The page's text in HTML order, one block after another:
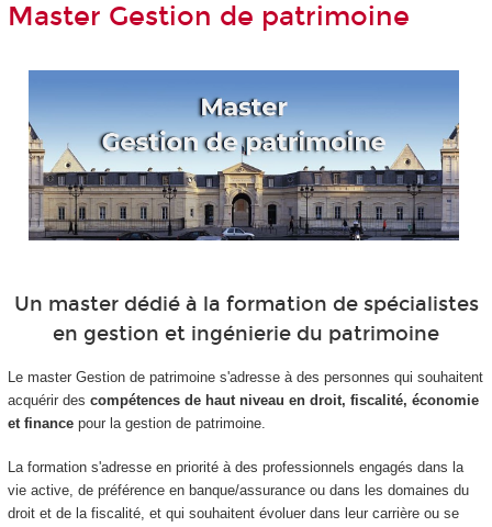
Master Gestion de patrimoine
-
Un master dédié à la formation de spécialistes
en gestion et ingénierie du patrimoine
Le master Gestion de patrimoine s'adresse à des personnes qui souhaitent
acquérir des compétences de haut niveau en droit, fiscalité, économie
et financepour la gestion de patrimoine.
La formation s'adresse en priorité à des professionnels engagés dans la
vie active, de préférence en banque/assurance ou dans les domaines du
droit et de la fiscalité, et qui souhaitent évoluer dans leur carrière ou se